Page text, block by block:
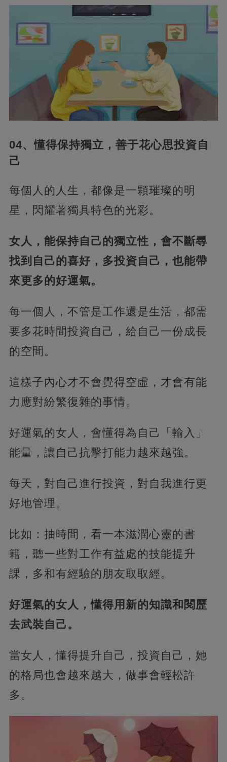
04、懂得保持獨立，善于花心思投資自
己
每個人的人生，都像是一顆璀璨的明
星，閃耀著獨具特色的光彩。
女人，能保持自己的獨立性，會不斷尋
找到自己的喜好，多投資自己，也能帶
來更多的好運氣。
每一個人，不管是工作還是生活，都需
要多花時間投資自己，給自己一份成長
的空間。
這樣子內心才不會覺得空虛，才會有能
力應對紛繁復雜的事情。
好運氣的女人，會懂得為自己「輸入」
能量，讓自己抗擊打能力越來越強。
每天，對自己進行投資，對自我進行更
好地管理。
比如：抽時間，看一本滋潤心靈的書
籍，聽一些對工作有益處的技能提升
課，多和有經驗的朋友取取經。
好運氣的女人，懂得用新的知識和閱歷
去武裝自己。
當女人，懂得提升自己，投資自己，她
的格局也會越來越大，做事會輕松許
多。